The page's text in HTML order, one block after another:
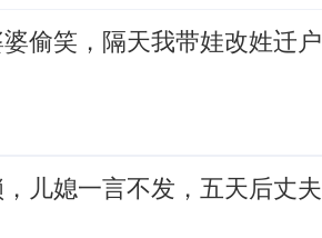
偷笑，隔天我带娃改姓迁户
儿媳一言不发，五天后丈夫